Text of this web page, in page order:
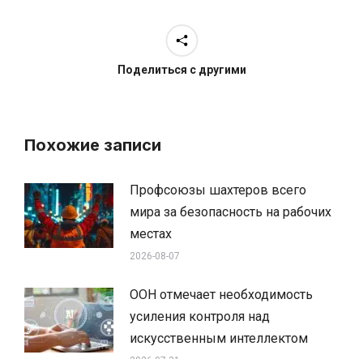
Поделиться с другими
Похожие записи
Профсоюзы шахтеров всего
мира за безопасность на рабочих
местах
2026-08-07
ООН отмечает необходимость
усиления контроля над
искусственным интеллектом